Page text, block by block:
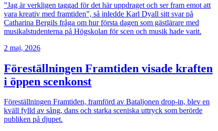
”Jag är verkligen taggad för det här uppdraget och ser fram emot att
vara kreativ med framtiden”, så inledde Karl Dyall sitt svar på
Catharina Bergils fråga om hur första dagen som gästlärare med
musikalstudenterna på Högskolan för scen och musik hade varit.
2 maj, 2026
Föreställningen Framtiden visade kraften
i öppen scenkonst
Föreställningen Framtiden, framförd av Bataljonen drop-in, blev en
kväll fylld av sång, dans och starka sceniska uttryck som berörde
publiken på djupet.